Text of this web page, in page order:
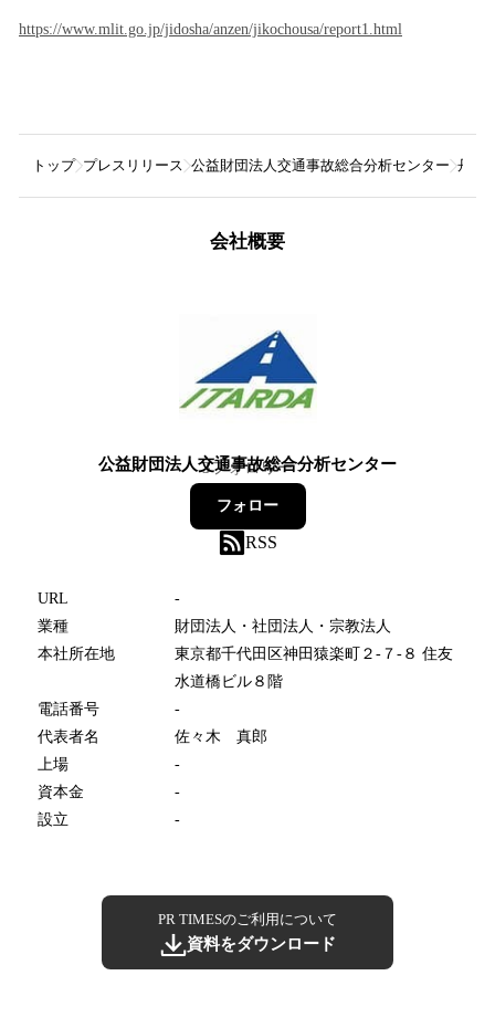
https://www.mlit.go.jp/jidosha/anzen/jikochousa/report1.html
トップ プレスリリース 公益財団法人交通事故総合分析センター 丹生
会社概要
公益財団法人交通事故総合分析センター
3フォロワー
フォロー
RSS
URL
-
業種
財団法人・社団法人・宗教法人
本社所在地
東京都千代田区神田猿楽町２-７-８ 住友
水道橋ビル８階
電話番号
-
代表者名
佐々木 真郎
上場
-
資本金
-
設立
-
PR TIMESのご利用について
資料をダウンロード